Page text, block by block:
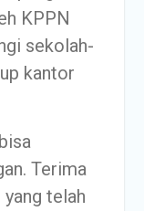
KPPN
sekolah-
kantor
Terima
telah